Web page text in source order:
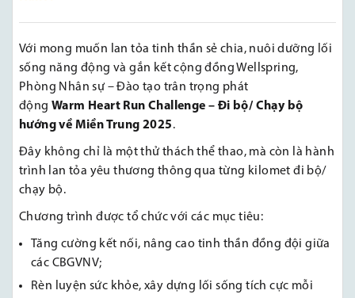
Với mong muốn lan tỏa tinh thần sẻ chia, nuôi dưỡng lối
sống năng động và gắn kết cộng đồng Wellspring,
Phòng Nhân sự – Đào tạo trân trọng phát
động Warm Heart Run Challenge – Đi bộ/ Chạy bộ
hướng về Miền Trung 2025.
Đây không chỉ là một thử thách thể thao, mà còn là hành
trình lan tỏa yêu thương thông qua từng kilomet đi bộ/
chạy bộ.
Chương trình được tổ chức với các mục tiêu:
Tăng cường kết nối, nâng cao tinh thần đồng đội giữa
các CBGVNV;
Rèn luyện sức khỏe, xây dựng lối sống tích cực mỗi